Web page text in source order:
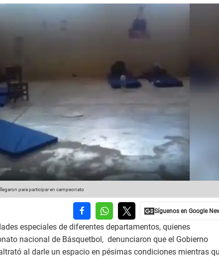
para participar en campeonato
especiales de diferentes departamentos, quienes
nacional de Básquetbol, denunciaron que el Gobierno
al darle un espacio en pésimas condiciones mientras